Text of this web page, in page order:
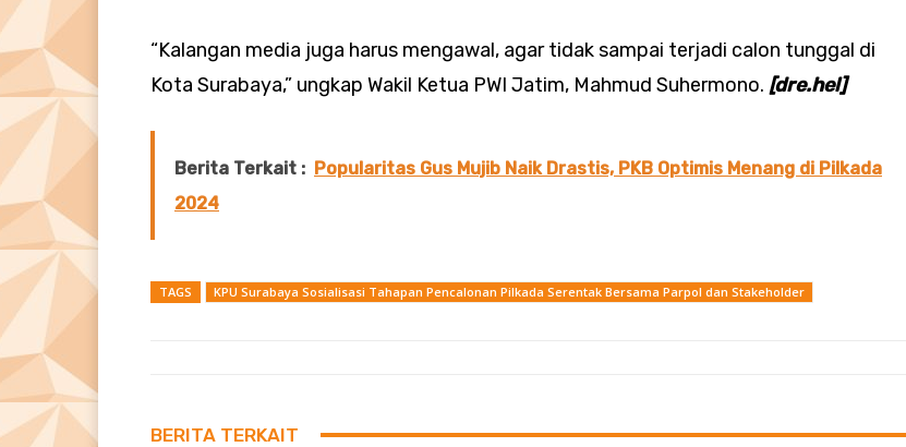
“Kalangan media juga harus mengawal, agar tidak sampai terjadi calon tunggal di
Kota Surabaya,” ungkap Wakil Ketua PWI Jatim, Mahmud Suhermono. [dre.hel]
Berita Terkait : Popularitas Gus Mujib Naik Drastis, PKB Optimis Menang di Pilkada
2024
TAGS KPU Surabaya Sosialisasi Tahapan Pencalonan Pilkada Serentak Bersama Parpol dan Stakeholder
BERITA TERKAIT